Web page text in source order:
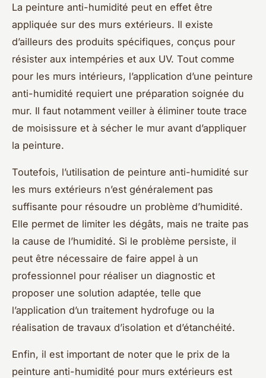
La peinture anti-humidité peut en effet être
appliquée sur des murs extérieurs. Il existe
d’ailleurs des produits spécifiques, conçus pour
résister aux intempéries et aux UV. Tout comme
pour les murs intérieurs, l’application d’une peinture
anti-humidité requiert une préparation soignée du
mur. Il faut notamment veiller à éliminer toute trace
de moisissure et à sécher le mur avant d’appliquer
la peinture.
Toutefois, l’utilisation de peinture anti-humidité sur
les murs extérieurs n’est généralement pas
suffisante pour résoudre un problème d’humidité.
Elle permet de limiter les dégâts, mais ne traite pas
la cause de l’humidité. Si le problème persiste, il
peut être nécessaire de faire appel à un
professionnel pour réaliser un diagnostic et
proposer une solution adaptée, telle que
l’application d’un traitement hydrofuge ou la
réalisation de travaux d’isolation et d’étanchéité.
Enfin, il est important de noter que le prix de la
peinture anti-humidité pour murs extérieurs est